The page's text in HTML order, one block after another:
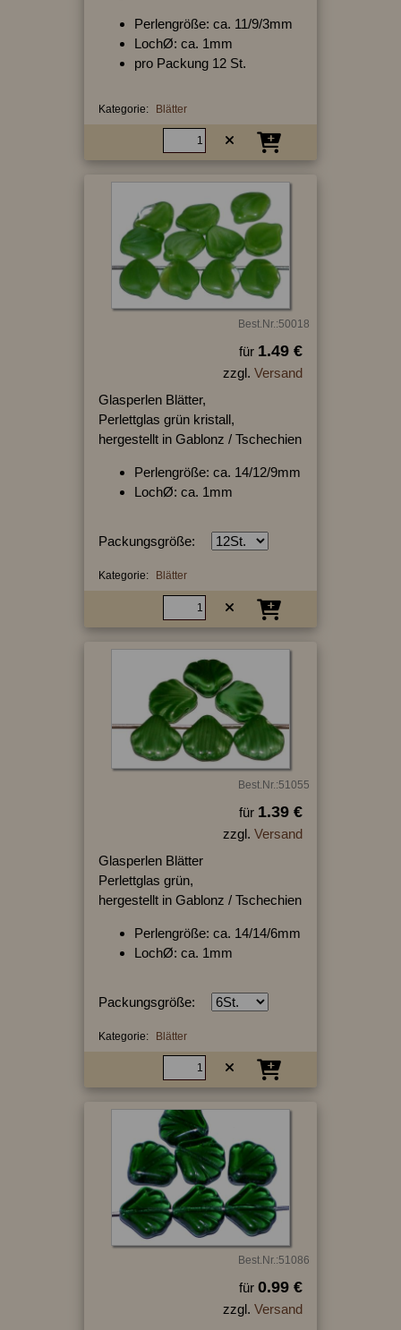
Perlengröße: ca. 11/9/3mm
LochØ: ca. 1mm
pro Packung 12 St.
Kategorie: Blätter
Best.Nr.:50018
für 1.49 €
zzgl. Versand
Glasperlen Blätter,
Perlettglas grün kristall,
hergestellt in Gablonz / Tschechien
Perlengröße: ca. 14/12/9mm
LochØ: ca. 1mm
Packungsgröße:
Kategorie: Blätter
Best.Nr.:51055
für 1.39 €
zzgl. Versand
Glasperlen Blätter
Perlettglas grün,
hergestellt in Gablonz / Tschechien
Perlengröße: ca. 14/14/6mm
LochØ: ca. 1mm
Packungsgröße:
Kategorie: Blätter
Best.Nr.:51086
für 0.99 €
zzgl. Versand